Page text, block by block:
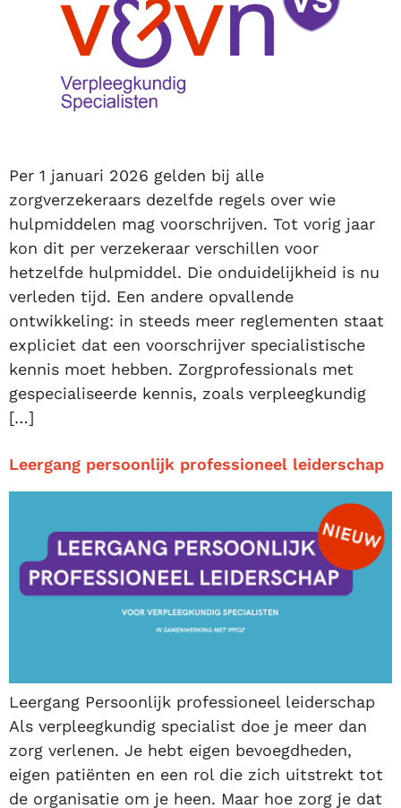
Per 1 januari 2026 gelden bij alle
zorgverzekeraars dezelfde regels over wie
hulpmiddelen mag voorschrijven. Tot vorig jaar
kon dit per verzekeraar verschillen voor
hetzelfde hulpmiddel. Die onduidelijkheid is nu
verleden tijd. Een andere opvallende
ontwikkeling: in steeds meer reglementen staat
expliciet dat een voorschrijver specialistische
kennis moet hebben. Zorgprofessionals met
gespecialiseerde kennis, zoals verpleegkundig
[…]
Leergang persoonlijk professioneel leiderschap
Leergang Persoonlijk professioneel leiderschap
Als verpleegkundig specialist doe je meer dan
zorg verlenen. Je hebt eigen bevoegdheden,
eigen patiënten en een rol die zich uitstrekt tot
de organisatie om je heen. Maar hoe zorg je dat